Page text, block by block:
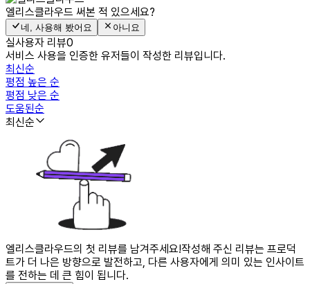
엘리스클라우드 써본 적 있으세요?
네, 사용해 봤어요 아니요
실사용자 리뷰0
서비스 사용을 인증한 유저들이 작성한 리뷰입니다.
최신순
평점 높은 순
평점 낮은 순
도움된순
최신순
엘리스클라우드의 첫 리뷰를 남겨주세요!작성해 주신 리뷰는 프로덕
트가 더 나은 방향으로 발전하고, 다른 사용자에게 의미 있는 인사이트
를 전하는 데 큰 힘이 됩니다.